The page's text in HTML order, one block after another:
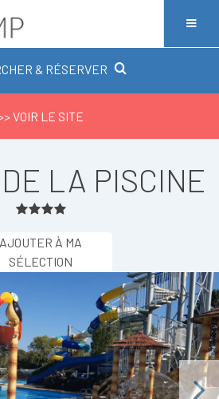
& RÉSERVER
VOIR LE SITE
LA PISCINE
AJOUTER À MA
SÉLECTION
Next